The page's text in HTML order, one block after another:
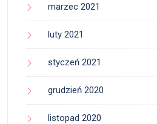
marzec 2021
luty 2021
styczeń 2021
grudzień 2020
listopad 2020